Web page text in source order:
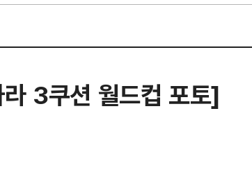
3쿠션 월드컵 포토]